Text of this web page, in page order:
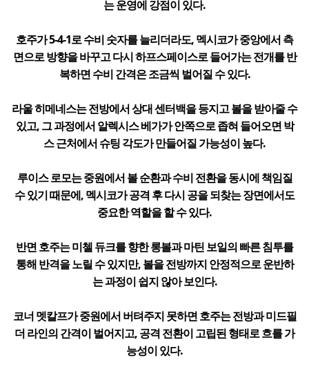
는 운영에 강점이 있다.
호주가 5-4-1로 수비 숫자를 늘리더라도, 멕시코가 중앙에서 측
면으로 방향을 바꾸고 다시 하프스페이스로 들어가는 전개를 반
복하면 수비 간격은 조금씩 벌어질 수 있다.
라울 히메네스는 전방에서 상대 센터백을 등지고 볼을 받아줄 수
있고, 그 과정에서 알렉시스 베가가 안쪽으로 좁혀 들어오면 박
스 근처에서 슈팅 각도가 만들어질 가능성이 높다.
루이스 로모는 중원에서 볼 순환과 수비 전환을 동시에 책임질
수 있기 때문에, 멕시코가 공격 후 다시 공을 되찾는 장면에서도
중요한 역할을 할 수 있다.
반면 호주는 미첼 듀크를 향한 롱볼과 마틴 보일의 빠른 침투를
통해 반격을 노릴 수 있지만, 볼을 전방까지 안정적으로 운반하
는 과정이 쉽지 않아 보인다.
코너 멧칼프가 중원에서 버텨주지 못하면 호주는 전방과 미드필
더 라인의 간격이 벌어지고, 공격 전환이 고립된 형태로 흐를 가
능성이 있다.